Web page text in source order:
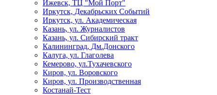
Ижевск, ТЦ "Мой Порт"
Иркутск, Декабрьских Событий
Иркутск, ул. Академическая
Казань, ул. Журналистов
Казань, ул. Сибирский тракт
Калининград, Дм.Донского
Калуга, ул. Глаголева
Кемерово, ул.Тухачевского
Киров, ул. Воровского
Киров, ул. Производственная
Костанай-Тест